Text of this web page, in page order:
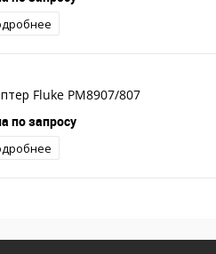
Fluke PM8907/807
по запросу